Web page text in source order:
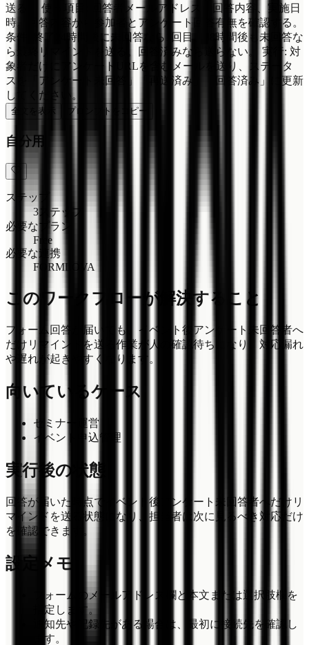
送る。 使う項目: 回答者メールアドレス、回答内容、実施日
時。回答内容から参加者とアンケート回答有無を確認する。
条件: 終了24時間後に未回答なら1回目、48時間後も未回答な
ら最終リマインドを送る。回答済みなら送らない。 実行: 対
象者だけにアンケートURLを含むメールを送り、ステータ
スを「アンケート未回答」「再送済み」「回答済み」に更新
してください。
全文を表示 プロンプトをコピー
自分用
ステップ
3ステップ
必要なプラン
Free
必要な連携
FORMLOVA
このワークフローが解決すること
フォーム回答が届いても、イベント後アンケート未回答者へ
だけリマインドを送る作業が人の確認待ちになり、対応漏れ
や遅れが起きやすくなります。
向いているケース
セミナー運営
イベント申込管理
実行後の状態
回答が届いた時点でイベント後アンケート未回答者へだけリ
マインドを送る状態になり、担当者は次に見るべき対応だけ
を確認できます。
設定メモ
フォームのメールアドレス欄と本文または選択肢欄を
指定します。
通知先や記録先がある場合は、最初に接続先を確認し
ます。